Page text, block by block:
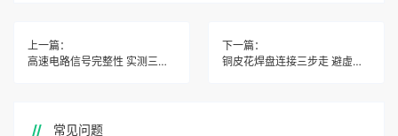
上一篇：
高速电路信号完整性 实测三步搞定反射与过冲
下一篇：
铜皮花焊盘连接三步走 避虚焊防散热不均
常见问题